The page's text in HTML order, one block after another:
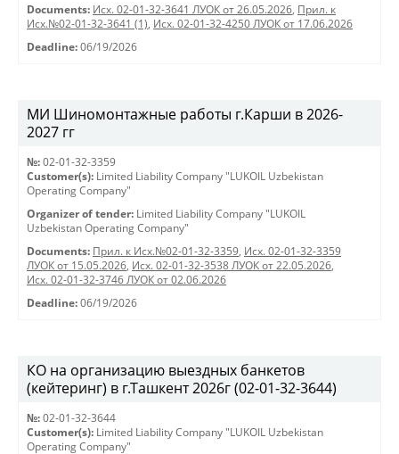
Documents: Исх. 02-01-32-3641 ЛУОК от 26.05.2026, Прил. к
Исх.№02-01-32-3641 (1), Исх. 02-01-32-4250 ЛУОК от 17.06.2026
Deadline: 06/19/2026
МИ Шиномонтажные работы г.Карши в 2026-
2027 гг
№: 02-01-32-3359
Customer(s): Limited Liability Company "LUKOIL Uzbekistan
Operating Company"
Organizer of tender: Limited Liability Company "LUKOIL
Uzbekistan Operating Company"
Documents: Прил. к Исх.№02-01-32-3359, Исх. 02-01-32-3359
ЛУОК от 15.05.2026, Исх. 02-01-32-3538 ЛУОК от 22.05.2026,
Исх. 02-01-32-3746 ЛУОК от 02.06.2026
Deadline: 06/19/2026
КО на организацию выездных банкетов
(кейтеринг) в г.Ташкент 2026г (02-01-32-3644)
№: 02-01-32-3644
Customer(s): Limited Liability Company "LUKOIL Uzbekistan
Operating Company"